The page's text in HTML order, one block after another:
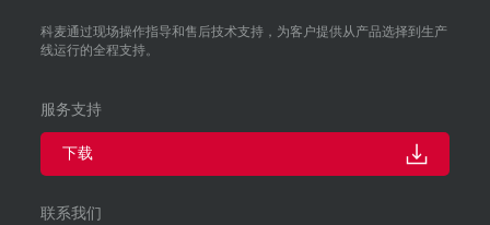
科麦通过现场操作指导和售后技术支持，为客户提供从产品选择到生产
线运行的全程支持。
服务支持
下载
联系我们